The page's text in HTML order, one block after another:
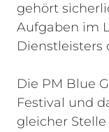
gehört
Aufgaben im
Dienstleisters
Die PM Blue
Festival und
gleicher